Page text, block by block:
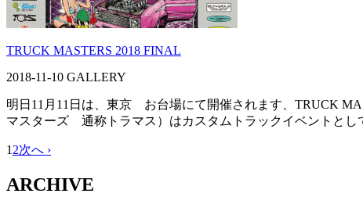
TRUCK MASTERS 2018 FINAL
2018-11-10 GALLERY
明日11月11日は、東京 お台場にて開催されます、TRUCK
マスターズ 通称トラマス）はカスタムトラックイベントと
1 2次へ ›
ARCHIVE